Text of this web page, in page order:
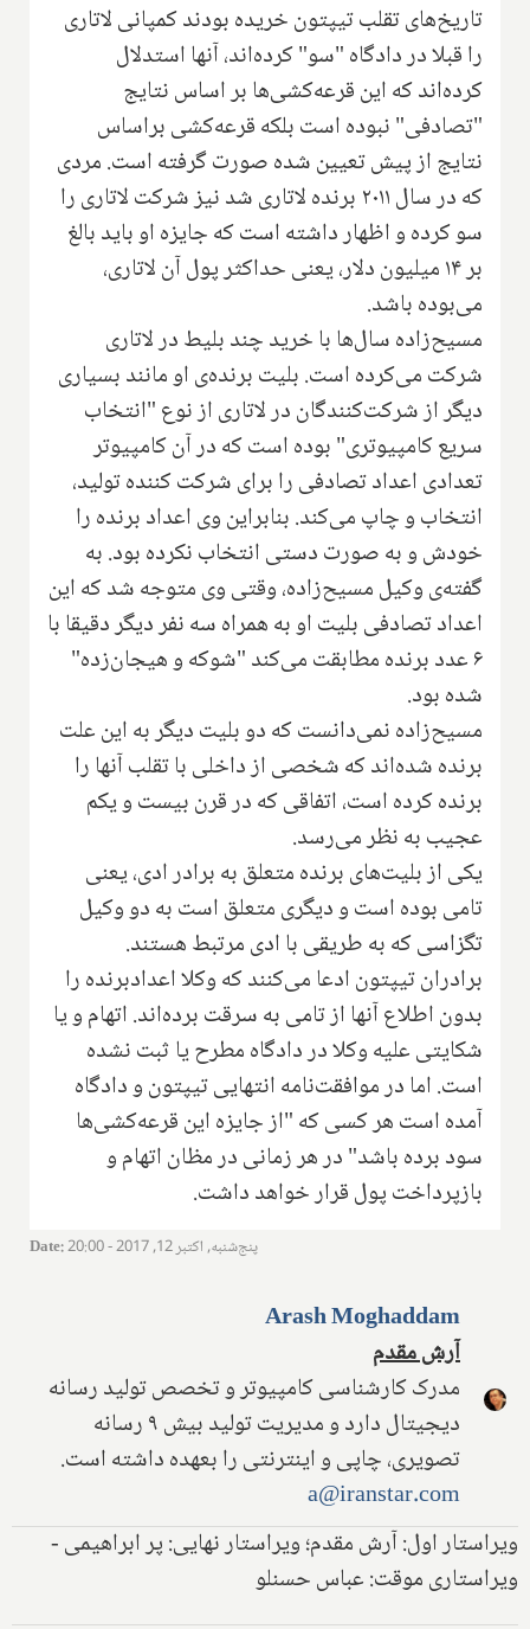
تاریخ‌های تقلب تیپتون خریده بودند کمپانی لاتاری
را قبلا در دادگاه "سو" کرده‌اند، آنها استدلال
کرده‌اند که این قرعه‌کشی‌ها بر اساس نتایج
"تصادفی" نبوده است بلکه قرعه‌کشی براساس
نتایج از پیش تعیین شده صورت گرفته است. مردی
که در سال ۲۰۱۱ برنده لاتاری شد نیز شرکت لاتاری را
سو کرده و اظهار داشته است که جایزه او باید بالغ
بر ۱۴ میلیون دلار، یعنی حداکثر پول آن لاتاری،
می‌بوده باشد.
مسیح‌زاده سال‌ها با خرید چند بلیط در لاتاری
شرکت می‌کرده است. بلیت برنده‌ی او مانند بسیاری
دیگر از شرکت‌کنندگان در لاتاری از نوع "انتخاب
سریع کامپیوتری" بوده است که در آن کامپیوتر
تعدادی اعداد تصادفی را برای شرکت کننده تولید،
انتخاب و چاپ می‌کند. بنابراین وی اعداد برنده را
خودش و به صورت دستی انتخاب نکرده بود. به
گفته‌ی وکیل مسیح‌زاده، وقتی وی متوجه شد که این
اعداد تصادفی بلیت او به همراه سه نفر دیگر دقیقا با
۶ عدد برنده مطابقت می‌کند "شوکه و هیجان‌زده"
شده بود.
مسیح‌زاده نمی‌دانست که دو بلیت دیگر به این علت
برنده شده‌اند که شخصی از داخلی با تقلب آنها را
برنده کرده است، اتفاقی که در قرن بیست و یکم
عجیب به نظر می‌رسد.
یکی از بلیت‌های برنده متعلق به برادر ادی، یعنی
تامی بوده است و دیگری متعلق است به دو وکیل
تگزاسی که به طریقی با ادی مرتبط هستند.
برادران تیپتون ادعا می‌کنند که وکلا اعدادبرنده را
بدون اطلاع آنها از تامی به سرقت برده‌اند. اتهام و یا
شکایتی علیه وکلا در دادگاه مطرح یا ثبت نشده
است. اما در موافقت‌نامه انتهایی تیپتون و دادگاه
آمده است هر کسی که "از جایزه این قرعه‌کشی‌ها
سود برده باشد" در هر زمانی در مظان اتهام و
بازپرداخت پول قرار خواهد داشت.
Date: پنج‌شنبه, اکتبر 12, 2017 - 20:00
Arash Moghaddam
آرش مقدم
مدرک کارشناسی کامپیوتر و تخصص تولید رسانه
دیجیتال دارد و مدیریت تولید بیش ۹ رسانه
تصویری، چاپی و اینترنتی را بعهده داشته است.
a@iranstar.com
ویراستار اول: آرش مقدم؛ ویراستار نهایی: پر ابراهیمی -
ویراستاری موقت: عباس حسنلو